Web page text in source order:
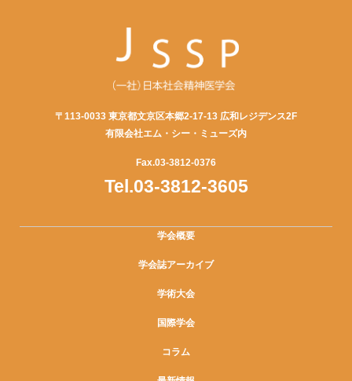
〒113-0033 東京都文京区本郷2-17-13 広和レジデンス2F
有限会社エム・シー・ミューズ内
Fax.03-3812-0376
Tel.03-3812-3605
学会概要
学会誌アーカイブ
学術大会
国際学会
コラム